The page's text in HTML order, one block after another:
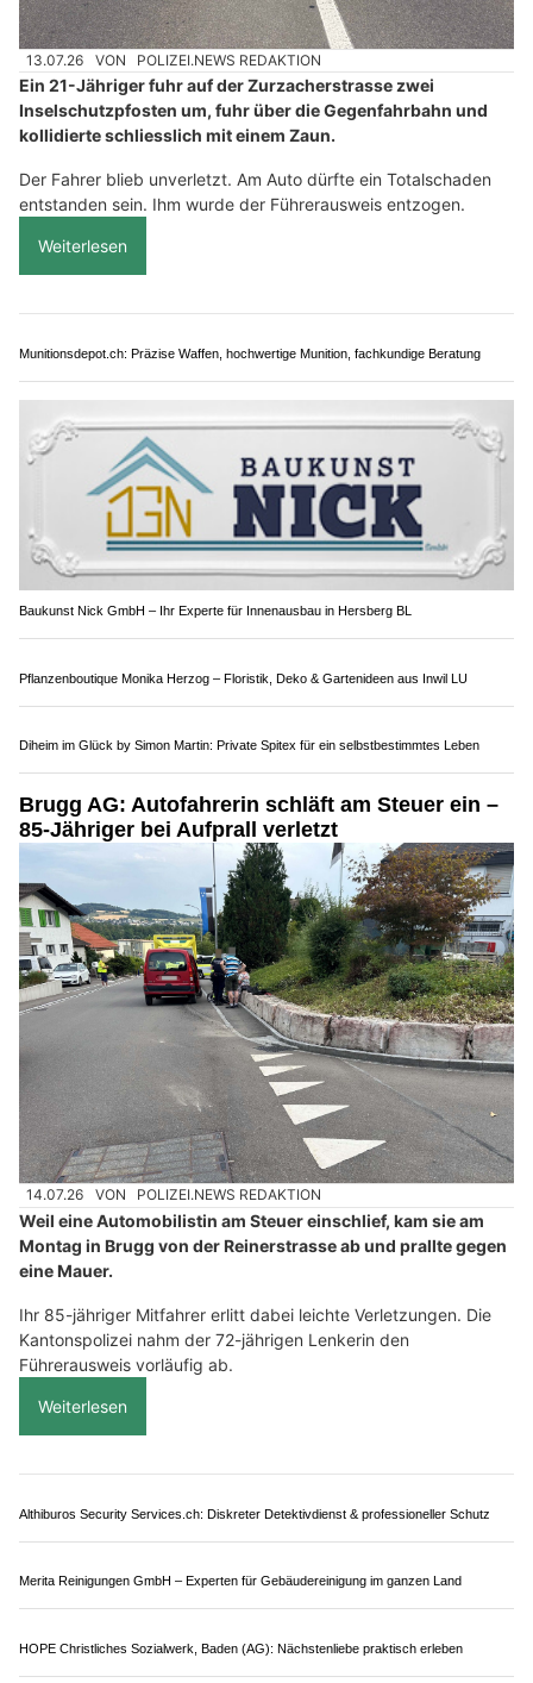
13.07.26 VON POLIZEI.NEWS REDAKTION
Ein 21-Jähriger fuhr auf der Zurzacherstrasse zwei
kollidierte schliesslich mit einem Zaun.
Der Fahrer blieb unverletzt. Am Auto dürfte ein Totalschaden
entstanden sein. Ihm wurde der Führerausweis entzogen.
Munitionsdepot.ch: Präzise Waffen, hochwertige Munition, fachkundige Beratung
Pflanzenboutique Monika Herzog – Floristik, Deko & Gartenideen aus Inwil LU
Diheim im Glück by Simon Martin: Private Spitex für ein selbstbestimmtes Leben
Brugg AG: Autofahrerin schläft am Steuer ein –
85-Jähriger bei Aufprall verletzt
14.07.26 VON POLIZEI.NEWS REDAKTION
Weil eine Automobilistin am Steuer einschlief, kam sie am
Montag in Brugg von der Reinerstrasse ab und prallte gegen
eine Mauer.
Ihr 85-jähriger Mitfahrer erlitt dabei leichte Verletzungen. Die
Führerausweis vorläufig ab.